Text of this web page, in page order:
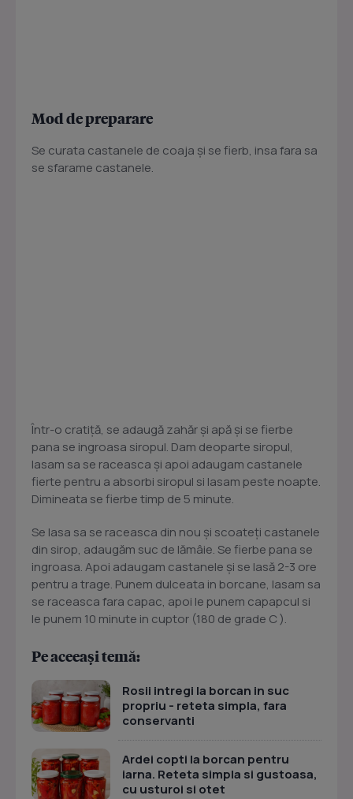
Mod de preparare
Se curata castanele de coaja și se fierb, insa fara sa
se sfarame castanele.
Într-o cratiță, se adaugă zahăr și apă și se fierbe
pana se ingroasa siropul. Dam deoparte siropul,
lasam sa se raceasca și apoi adaugam castanele
fierte pentru a absorbi siropul si lasam peste noapte.
Dimineata se fierbe timp de 5 minute.
Se lasa sa se raceasca din nou și scoateți castanele
din sirop, adaugăm suc de lămâie. Se fierbe pana se
ingroasa. Apoi adaugam castanele și se lasă 2-3 ore
pentru a trage. Punem dulceata in borcane, lasam sa
se raceasca fara capac, apoi le punem capapcul si
le punem 10 minute in cuptor (180 de grade C ).
Pe aceeași temă:
Rosii intregi la borcan in suc
propriu - reteta simpla, fara
conservanti
Ardei copti la borcan pentru
iarna. Reteta simpla si gustoasa,
cu usturoi si otet